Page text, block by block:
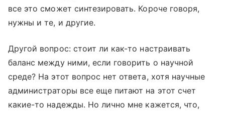
все это сможет синтезировать. Короче говоря,
нужны и те, и другие.
Другой вопрос: стоит ли как-то настраивать
баланс между ними, если говорить о научной
среде? На этот вопрос нет ответа, хотя научные
администраторы все еще питают на этот счет
какие-то надежды. Но лично мне кажется, что,